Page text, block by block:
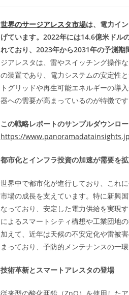
世界のサージアレスタ市場は、電力イ
げています。2022年には14.6億米ドル
れており、2023年から2031年の予測期
ジアレスタは、雷やスイッチング操作
の装置であり、電力システムの安定性
トグリッドや再生可能エネルギーの導
器への需要が高まっているのが特徴です
この戦略レポートのサンプルダウンロ
https://
都市化とインフラ投資の加速が需要を
世界中で都市化が進行しており、これ
市場の成長を支えています。特に新興
なっており、安定した電力供給を実現
によるスマートシティ構想や工業団地
加えて、近年は天候の不安定化や雷被
まっており、予防的メンテナンスの一
技術革新とスマートアレスタの登場